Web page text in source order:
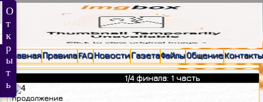
ГлавнаяПравилаFAQНовостиГазетаФайлыОбщениеКонтакты
1/4 финала: 1 часть
продолжение